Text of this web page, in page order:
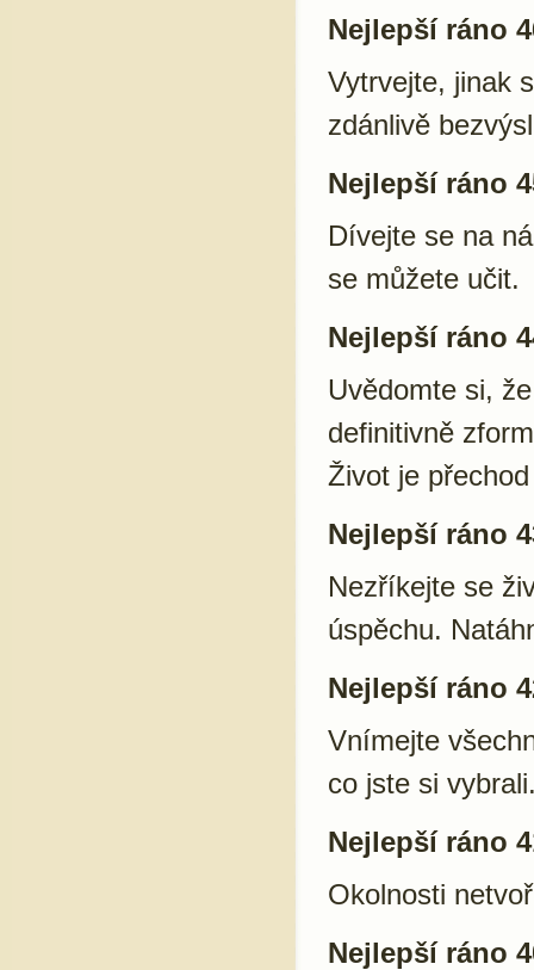
Nejlepší ráno
Vytrvejte, jinak
zdánlivě
Nejlepší ráno
Dívejte se na
se můžete učit.
Nejlepší ráno
Uvědomte si,
definitivně
Život je
Nejlepší ráno
Nezříkejte se
úspěchu.
Nejlepší ráno
Vnímejte
co jste si
Nejlepší ráno
Okolnosti
Nejlepší ráno